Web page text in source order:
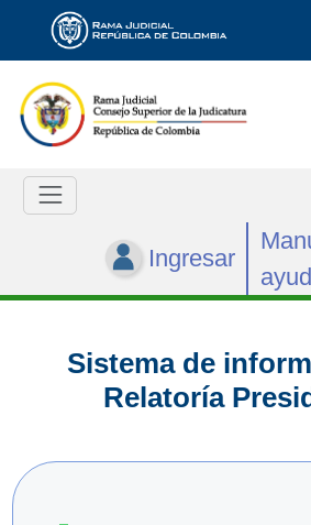
Ingresar
Sistema de
Relatoría